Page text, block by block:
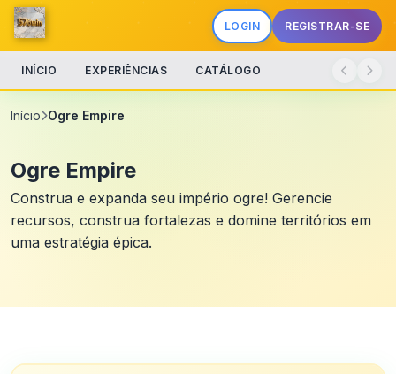
LOGIN REGISTRAR-SE
INÍCIO EXPERIÊNCIAS CATÁLOGO
Início Ogre Empire
Ogre Empire
Construa e expanda seu império ogre! Gerencie
recursos, construa fortalezas e domine territórios em
uma estratégia épica.